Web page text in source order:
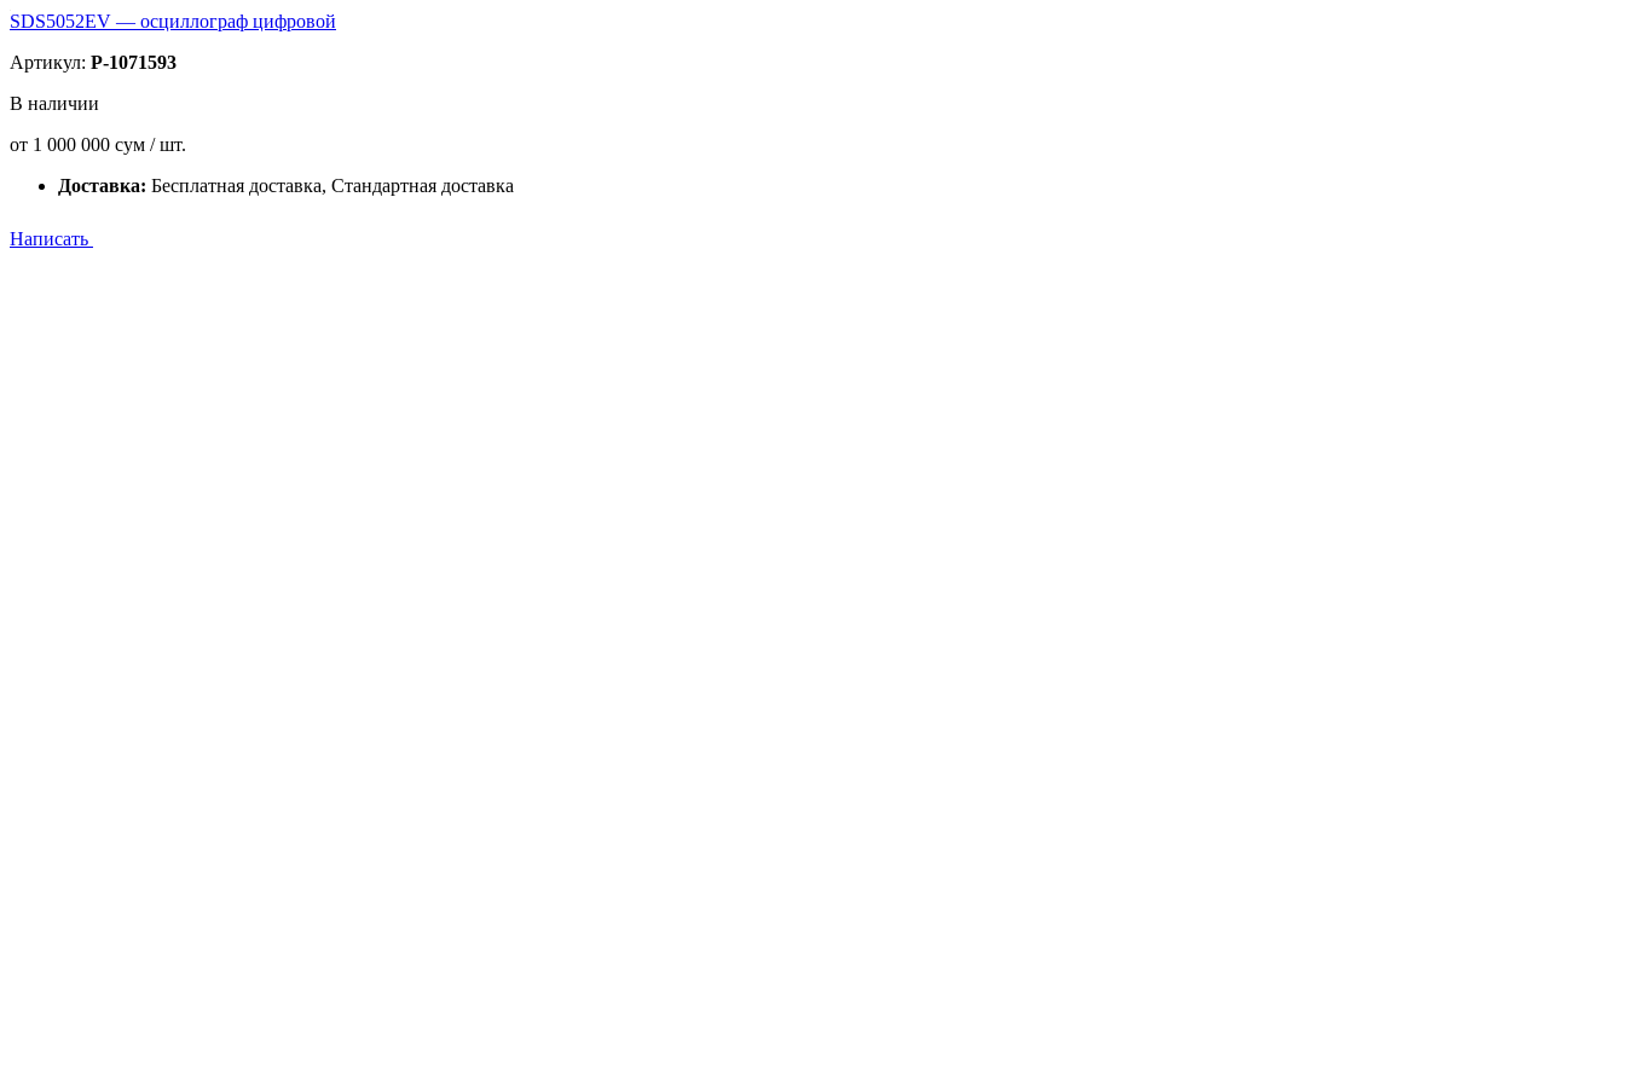
SDS5052EV — осциллограф цифровой
Артикул: P-1071593
В наличии
от 1 000 000 сум / шт.
Доставка: Бесплатная доставка, Стандартная доставка
Написать